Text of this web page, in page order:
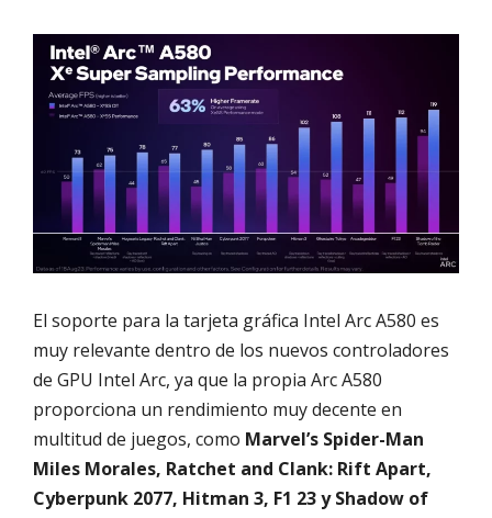
El soporte para la tarjeta gráfica Intel Arc A580 es
muy relevante dentro de los nuevos controladores
de GPU Intel Arc, ya que la propia Arc A580
proporciona un rendimiento muy decente en
multitud de juegos, como Marvel’s Spider-Man
Miles Morales, Ratchet and Clank: Rift Apart,
Cyberpunk 2077, Hitman 3, F1 23 y Shadow of